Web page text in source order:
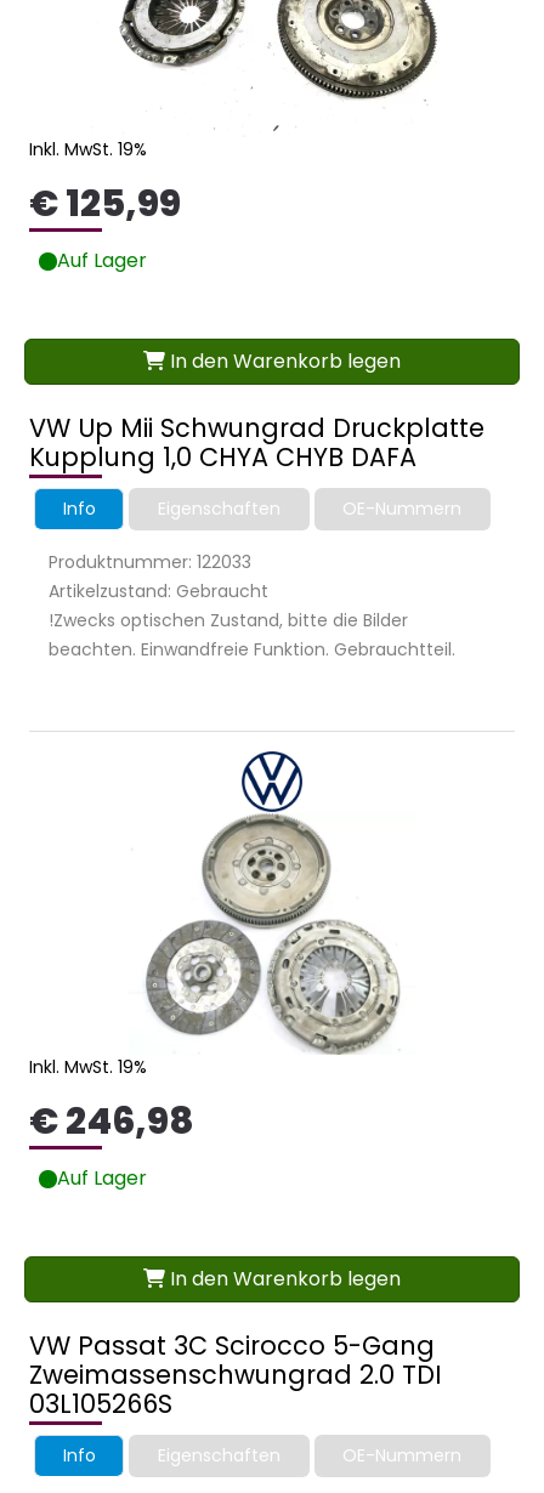
VW Up Mii Schwungrad Druckplatte
Kupplung 1,0 CHYA CHYB DAFA
Info Eigenschaften OE-Nummern
Produktnummer: 122033
Artikelzustand: Gebraucht
!Zwecks optischen Zustand, bitte die Bilder
beachten. Einwandfreie Funktion. Gebrauchtteil.
Inkl. MwSt. 19%
€ 125,99
Auf Lager
In den Warenkorb legen
VW Passat 3C Scirocco 5-Gang
Zweimassenschwungrad 2.0 TDI
03L105266S
Info Eigenschaften OE-Nummern
Inkl. MwSt. 19%
€ 246,98
Auf Lager
In den Warenkorb legen